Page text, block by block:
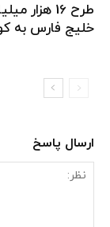
طرح 16
خلیج فارس به
ارسال پاسخ